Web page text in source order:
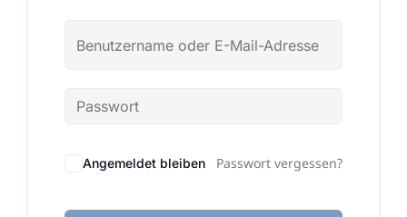
Angemeldet bleiben Passwort vergessen?